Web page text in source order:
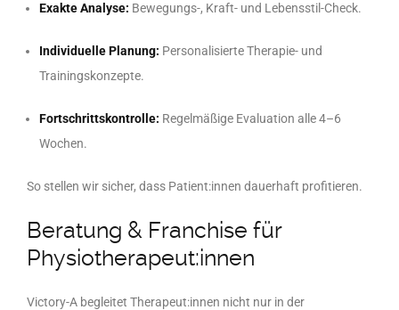
Exakte Analyse: Bewegungs-, Kraft- und Lebensstil-Check.
Individuelle Planung: Personalisierte Therapie- und
Trainingskonzepte.
Fortschrittskontrolle: Regelmäßige Evaluation alle 4–6
Wochen.
So stellen wir sicher, dass Patient:innen dauerhaft profitieren.
Beratung & Franchise für
Physiotherapeut:innen
Victory-A begleitet Therapeut:innen nicht nur in der